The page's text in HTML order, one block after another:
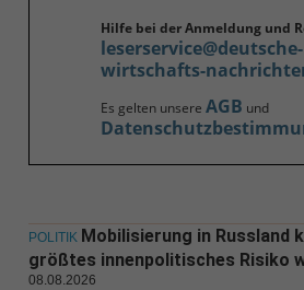
Hilfe bei der Anmeldung und
leserservice@deutsche-
wirtschafts-
Es gelten unsere AGB und
POLITIK Mobilisierung in Russland
größtes innenpolitisches Risiko
08.08.2026